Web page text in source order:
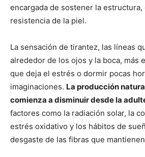
encargada de sostener la estructura,
resistencia de la piel.
La sensación de tirantez, las líneas
alrededor de los ojos y la boca, más
que deja el estrés o dormir pocas
imaginaciones. La producción
comienza a disminuir desde la
factores como la radiación solar, la
estrés oxidativo y los hábitos de
desgaste de las fibras que